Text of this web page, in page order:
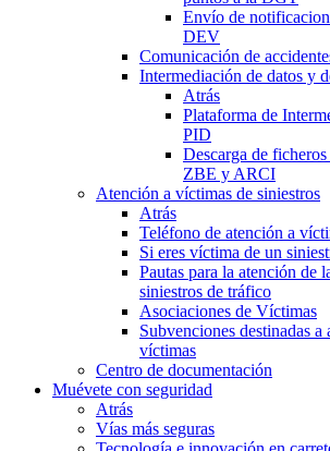
Envío de
DEV
Comunicación de
Intermediación de datos y
Atrás
Plataforma de
PID
Descarga de
ZBE y ARCI
Atención a víctimas de siniestros
Atrás
Teléfono de atención a
Si eres víctima de un
Pautas para la atención de
siniestros de tráfico
Asociaciones de Víctimas
Subvenciones destinadas a
víctimas
Centro de documentación
Muévete con seguridad
Atrás
Vías más seguras